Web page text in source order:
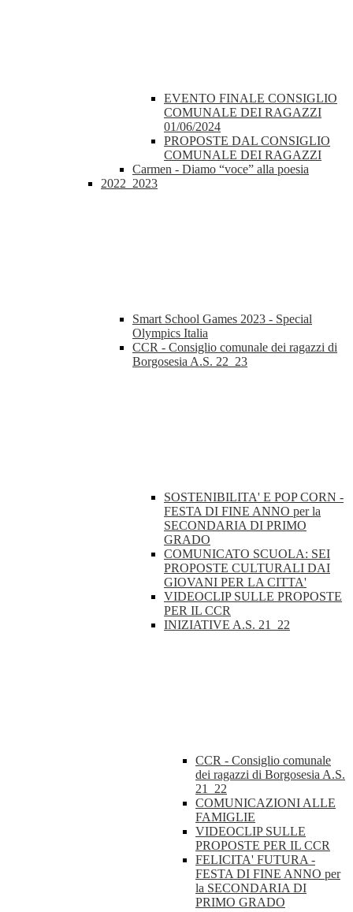
EVENTO FINALE CONSIGLIO
COMUNALE DEI RAGAZZI
01/06/2024
PROPOSTE DAL CONSIGLIO
COMUNALE DEI RAGAZZI
Carmen - Diamo “voce” alla poesia
2022_2023
Smart School Games 2023 - Special
Olympics Italia
CCR - Consiglio comunale dei ragazzi di
Borgosesia A.S. 22_23
SOSTENIBILITA' E POP CORN -
FESTA DI FINE ANNO per la
SECONDARIA DI PRIMO
GRADO
COMUNICATO SCUOLA: SEI
PROPOSTE CULTURALI DAI
GIOVANI PER LA CITTA'
VIDEOCLIP SULLE PROPOSTE
PER IL CCR
INIZIATIVE A.S. 21_22
CCR - Consiglio comunale
dei ragazzi di Borgosesia A.S.
21_22
COMUNICAZIONI ALLE
FAMIGLIE
VIDEOCLIP SULLE
PROPOSTE PER IL CCR
FELICITA' FUTURA -
FESTA DI FINE ANNO per
la SECONDARIA DI
PRIMO GRADO